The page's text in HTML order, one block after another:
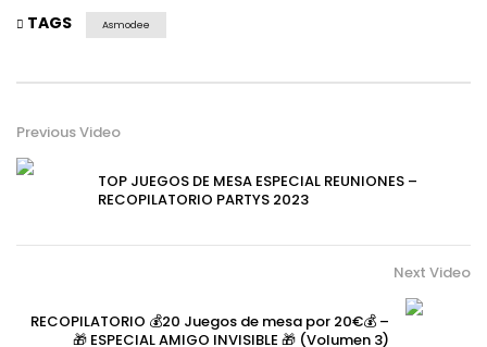
TAGS Asmodee
Previous Video
TOP JUEGOS DE MESA ESPECIAL REUNIONES –
RECOPILATORIO PARTYS 2023
Next Video
RECOPILATORIO 💰20 Juegos de mesa por 20€💰 –
🎁 ESPECIAL AMIGO INVISIBLE 🎁 (Volumen 3)